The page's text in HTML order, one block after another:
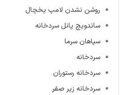
روشن نشدن لامپ یخچال
ساندویچ پانل سردخانه
سپاهان سرما
سردخانه
سردخانه رستوران
سردخانه زیر صفر